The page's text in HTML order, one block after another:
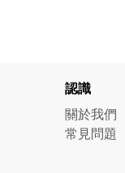
認識
關於我們
常見問題